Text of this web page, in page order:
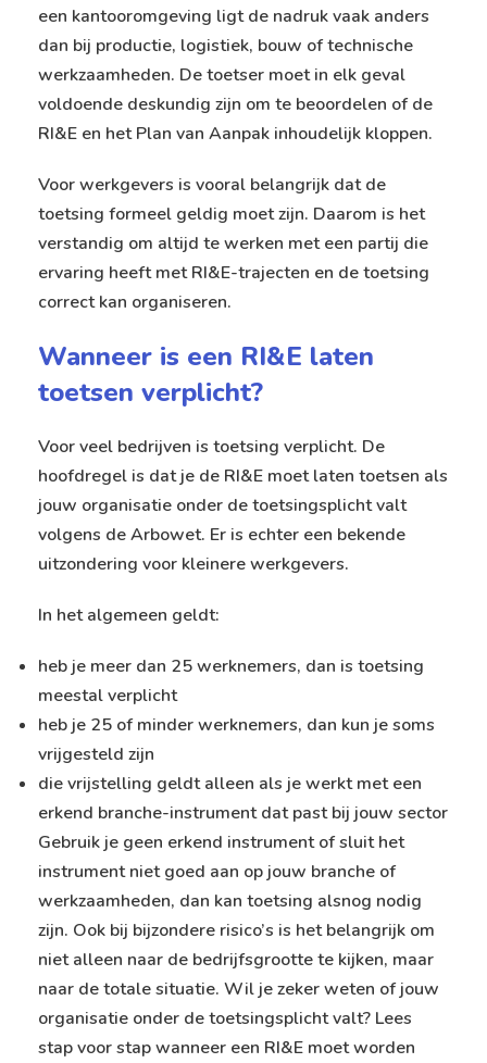
een kantooromgeving ligt de nadruk vaak anders
dan bij productie, logistiek, bouw of technische
werkzaamheden. De toetser moet in elk geval
voldoende deskundig zijn om te beoordelen of de
RI&E en het Plan van Aanpak inhoudelijk kloppen.
Voor werkgevers is vooral belangrijk dat de
toetsing formeel geldig moet zijn. Daarom is het
verstandig om altijd te werken met een partij die
ervaring heeft met RI&E-trajecten en de toetsing
correct kan organiseren.
Wanneer is een RI&E laten
toetsen verplicht?
Voor veel bedrijven is toetsing verplicht. De
hoofdregel is dat je de RI&E moet laten toetsen als
jouw organisatie onder de toetsingsplicht valt
volgens de Arbowet. Er is echter een bekende
uitzondering voor kleinere werkgevers.
In het algemeen geldt:
heb je meer dan 25 werknemers, dan is toetsing
meestal verplicht
heb je 25 of minder werknemers, dan kun je soms
vrijgesteld zijn
die vrijstelling geldt alleen als je werkt met een
erkend branche-instrument dat past bij jouw sector
Gebruik je geen erkend instrument of sluit het
instrument niet goed aan op jouw branche of
werkzaamheden, dan kan toetsing alsnog nodig
zijn. Ook bij bijzondere risico’s is het belangrijk om
niet alleen naar de bedrijfsgrootte te kijken, maar
naar de totale situatie. Wil je zeker weten of jouw
organisatie onder de toetsingsplicht valt? Lees
stap voor stapwanneer een RI&E moet worden